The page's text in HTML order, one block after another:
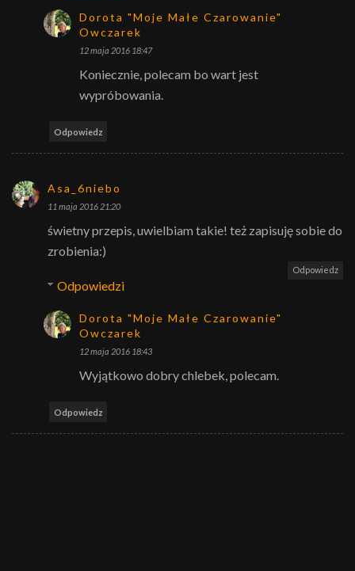
Dorota "Moje Małe Czarowanie"
Owczarek
12 maja 2016 18:47
Koniecznie, polecam bo wart jest
wypróbowania.
Odpowiedz
Asa_6niebo
11 maja 2016 21:20
świetny przepis, uwielbiam takie! też zapisuję sobie do
zrobienia:)
Odpowiedz
Odpowiedzi
Dorota "Moje Małe Czarowanie"
Owczarek
12 maja 2016 18:43
Wyjątkowo dobry chlebek, polecam.
Odpowiedz